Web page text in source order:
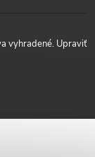
vyhradené. Upraviť